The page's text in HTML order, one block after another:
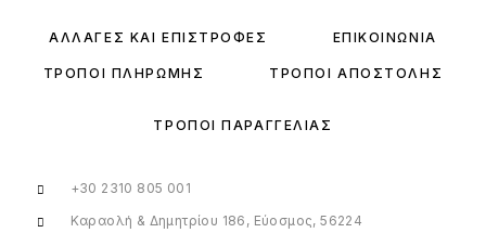
ΑΛΛΑΓΈΣ ΚΑΙ ΕΠΙΣΤΡΟΦΈΣ ΕΠΙΚΟΙΝΩΝΊΑ
ΤΡΌΠΟΙ ΠΛΗΡΩΜΉΣ ΤΡΌΠΟΙ ΑΠΟΣΤΟΛΉΣ
ΤΡΌΠΟΙ ΠΑΡΑΓΓΕΛΊΑΣ
+30 2310 805 001
Καραολή & Δημητρίου 186, Εύοσμος, 56224